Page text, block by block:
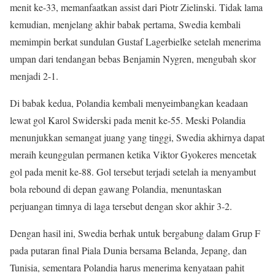
menit ke-33, memanfaatkan assist dari Piotr Zielinski. Tidak lama
kemudian, menjelang akhir babak pertama, Swedia kembali
memimpin berkat sundulan Gustaf Lagerbielke setelah menerima
umpan dari tendangan bebas Benjamin Nygren, mengubah skor
menjadi 2-1.
Di babak kedua, Polandia kembali menyeimbangkan keadaan
lewat gol Karol Swiderski pada menit ke-55. Meski Polandia
menunjukkan semangat juang yang tinggi, Swedia akhirnya dapat
meraih keunggulan permanen ketika Viktor Gyokeres mencetak
gol pada menit ke-88. Gol tersebut terjadi setelah ia menyambut
bola rebound di depan gawang Polandia, menuntaskan
perjuangan timnya di laga tersebut dengan skor akhir 3-2.
Dengan hasil ini, Swedia berhak untuk bergabung dalam Grup F
pada putaran final Piala Dunia bersama Belanda, Jepang, dan
Tunisia, sementara Polandia harus menerima kenyataan pahit